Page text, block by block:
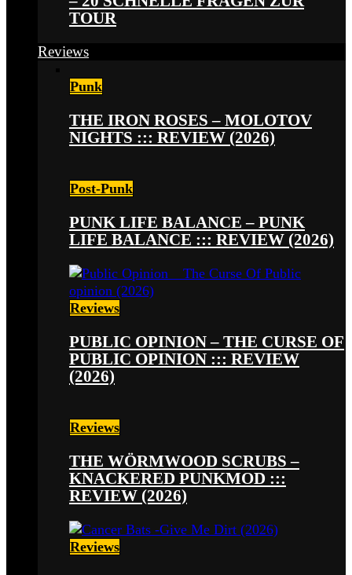
TOUR
Reviews
Punk
THE IRON ROSES – MOLOTOV
NIGHTS ::: REVIEW (2026)
Post-Punk
PUNK LIFE BALANCE – PUNK
LIFE BALANCE ::: REVIEW (2026)
Reviews
PUBLIC OPINION – THE CURSE OF
PUBLIC OPINION ::: REVIEW
(2026)
Reviews
THE WÖRMWOOD SCRUBS –
KNACKERED PUNKMOD :::
REVIEW (2026)
Reviews